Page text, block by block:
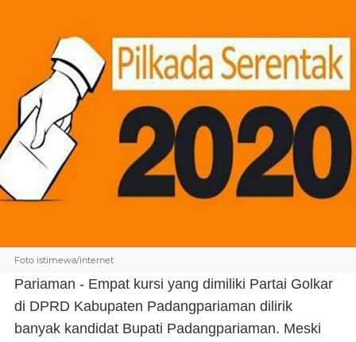
Foto istimewa/internet
Pariaman - Empat kursi yang dimiliki Partai Golkar
di DPRD Kabupaten Padangpariaman dilirik
banyak kandidat Bupati Padangpariaman. Meski